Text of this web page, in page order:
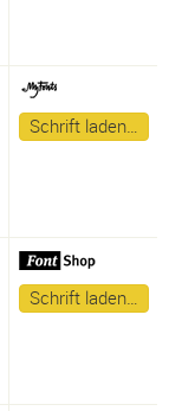
Schrift laden…
Schrift laden…